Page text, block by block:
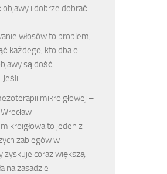
objawy i dobrze dobrać
włosów to problem,
każdego, kto dba o
są dość
Jeśli …
mikroigłowej –
to jeden z
zabiegów w
zyskuje coraz większą
na zasadzie